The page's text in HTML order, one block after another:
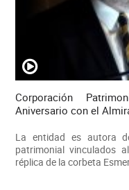
Corporación
Aniversario con el
La entidad es autora
patrimonial vinculados
réplica de la corbeta